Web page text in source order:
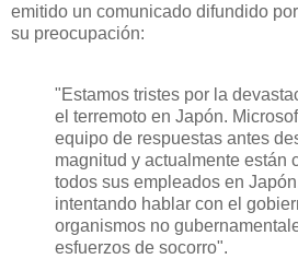
emitido un comunicado difundido
su preocupación:
"Estamos tristes por la
el terremoto en Japón.
equipo de respuestas antes
magnitud y actualmente están
todos sus empleados en
intentando hablar con el
organismos no
esfuerzos de socorro".